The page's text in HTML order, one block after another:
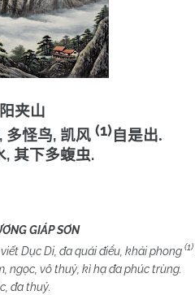
阳夹山
, 多怪鸟, 凯风 (1)自是出.
, 其下多蝮虫.
GIÁP SƠN
Dục Di, đa quái điểu, khải phong (1)
vô thuỷ, kì hạ đa phúc trùng.
đa thuỷ.